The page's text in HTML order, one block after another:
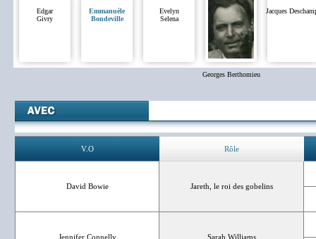
Edgar
Givry
Emmanuèle
Bondeville
Evelyn
Selena
Georges Berthomieu
Jacques
V.O Rôle
David Bowie Jareth, le roi des gobelins
Jennifer Connelly Sarah Williams